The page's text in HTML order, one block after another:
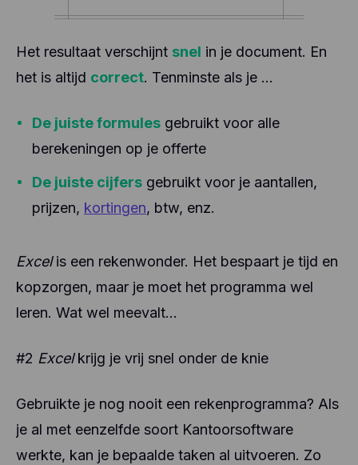
Het resultaat verschijnt snel in je document. En
het is altijd correct. Tenminste als je ...
De juiste formules gebruikt voor alle
berekeningen op je offerte
De juiste cijfers gebruikt voor je aantallen,
prijzen, kortingen, btw, enz.
Excelis een rekenwonder. Het bespaart je tijd en
kopzorgen, maar je moet het programma wel
leren. Wat wel meevalt...
#2 Excelkrijg je vrij snel onder de knie
Gebruikte je nog nooit een rekenprogramma? Als
je al met eenzelfde soort Kantoorsoftware
werkte, kan je bepaalde taken al uitvoeren. Zo